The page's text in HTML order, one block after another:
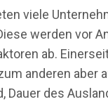
viele
werden vor
ab.
anderen
Dauer des